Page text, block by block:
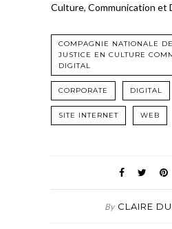
Culture, Communication et
COMPAGNIE NATIONALE
JUSTICE EN CULTURE
DIGITAL
CORPORATE DIGITAL
SITE INTERNET WEB
By CLAIRE